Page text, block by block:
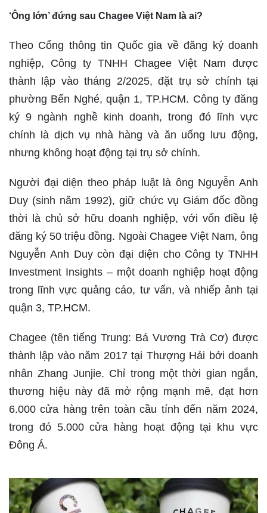
‘Ông lớn’ đứng sau Chagee Việt Nam là ai?
Theo Cổng thông tin Quốc gia về đăng ký doanh
nghiệp, Công ty TNHH Chagee Việt Nam được
thành lập vào tháng 2/2025, đặt trụ sở chính tại
phường Bến Nghé, quận 1, TP.HCM. Công ty đăng
ký 9 ngành nghề kinh doanh, trong đó lĩnh vực
chính là dịch vụ nhà hàng và ăn uống lưu động,
nhưng không hoạt động tại trụ sở chính.
Người đại diện theo pháp luật là ông Nguyễn Anh
Duy (sinh năm 1992), giữ chức vụ Giám đốc đồng
thời là chủ sở hữu doanh nghiệp, với vốn điều lệ
đăng ký 50 triệu đồng. Ngoài Chagee Việt Nam, ông
Nguyễn Anh Duy còn đại diện cho Công ty TNHH
Investment Insights – một doanh nghiệp hoạt động
trong lĩnh vực quảng cáo, tư vấn, và nhiếp ảnh tại
quận 3, TP.HCM.
Chagee (tên tiếng Trung: Bá Vương Trà Cơ) được
thành lập vào năm 2017 tại Thượng Hải bởi doanh
nhân Zhang Junjie. Chỉ trong một thời gian ngắn,
thương hiệu này đã mở rộng mạnh mẽ, đạt hơn
6.000 cửa hàng trên toàn cầu tính đến năm 2024,
trong đó 5.000 cửa hàng hoạt động tại khu vực
Đông Á.